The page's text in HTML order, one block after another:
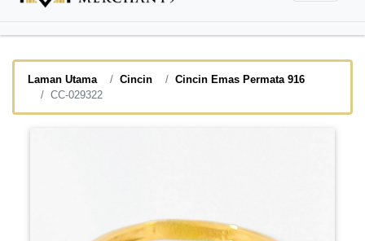
Laman Utama Cincin
Cincin Emas Permata 916
CC-029322